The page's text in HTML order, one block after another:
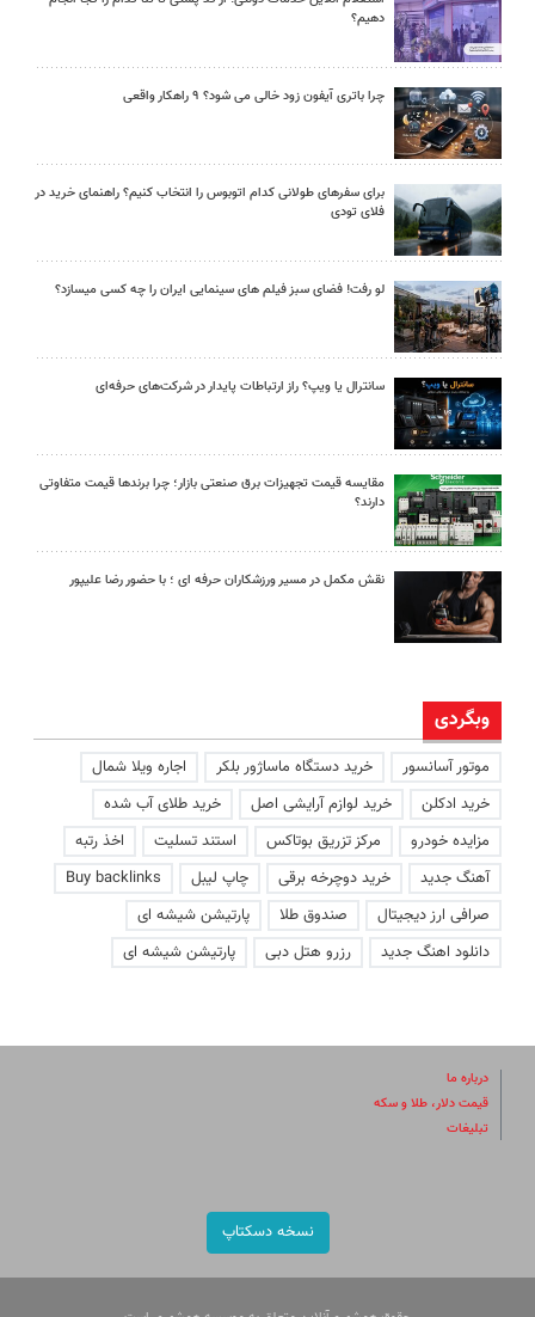
دهیم؟
چرا باتری آیفون زود خالی می شود؟ ۹ راهکار واقعی
برای سفرهای طولانی کدام اتوبوس را انتخاب کنیم؟ راهنمای خرید در
فلای تودی
لو رفت! فضای سبز فیلم های سینمایی ایران را چه کسی میسازد؟
سانترال یا ویپ؟ راز ارتباطات پایدار در شرکت‌های حرفه‌ای
مقایسه قیمت تجهیزات برق صنعتی بازار؛ چرا برندها قیمت متفاوتی
دارند؟
نقش مکمل در مسیر ورزشکاران حرفه ای ؛ با حضور رضا علیپور
وبگردی
موتور آسانسور خرید دستگاه ماساژور بلکر
اجاره ویلا شمال
خرید ادکلن
خرید لوازم آرایشی اصل
خرید طلای آب شده
مزایده خودرو
مرکز تزریق بوتاکس استند تسلیت
اخذ رتبه
آهنگ جدید
خرید دوچرخه برقی چاپ لیبل
Buy backlinks
صرافی ارز دیجیتال
صندوق طلا
پارتیشن شیشه ای
دانلود اهنگ جدید
رزرو هتل دبی پارتیشن شیشه ای
درباره ما
قیمت دلار، طلا و سکه
تبلیغات
نسخه دسکتاپ